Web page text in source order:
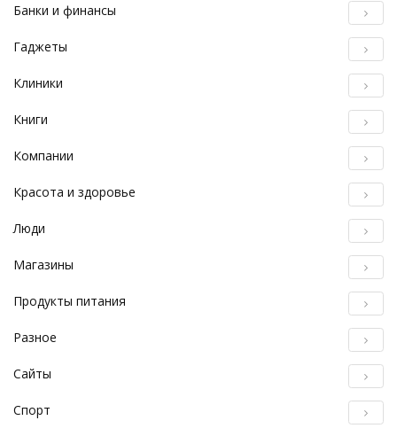
Банки и финансы
Гаджеты
Клиники
Книги
Компании
Красота и здоровье
Люди
Магазины
Продукты питания
Разное
Сайты
Спорт